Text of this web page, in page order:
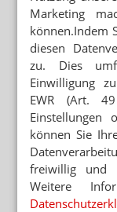
Marketing
können.Indem
diesen
zu. Dies
Einwilligung
EWR (Art.
Einstellungen
können Sie
freiwillig und
Weitere